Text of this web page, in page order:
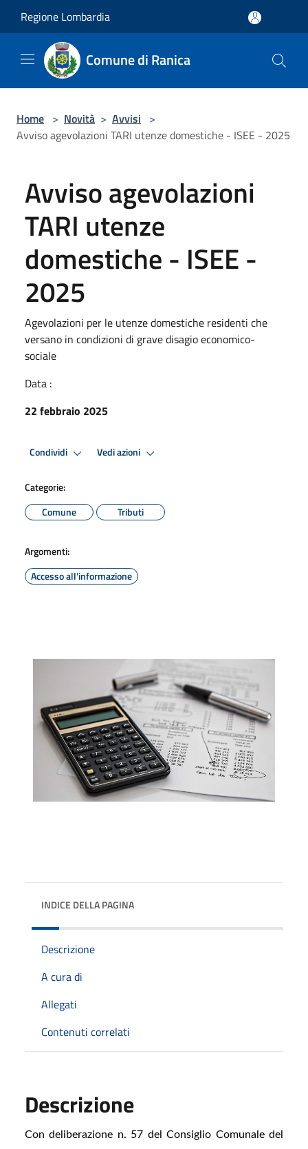
Regione Lombardia
Comune di Ranica
Home > Novità > Avvisi >
Avviso agevolazioni TARI utenze domestiche - ISEE - 2025
Avviso agevolazioni
TARI utenze
domestiche - ISEE -
2025
Agevolazioni per le utenze domestiche residenti che
versano in condizioni di grave disagio economico-
sociale
Data :
22 febbraio 2025
Condividi Vedi azioni
Categorie:
Comune
Tributi
Argomenti:
Accesso all'informazione
INDICE DELLA PAGINA
Descrizione
A cura di
Allegati
Contenuti correlati
Descrizione
Con deliberazione n. 57 del Consiglio Comunale del